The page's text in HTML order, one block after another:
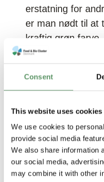
Consent
This website uses cookies
We use cookies to
provide social media
We also share information
our social media,
may combine it with other
erstatning for
er man nødt til at
kraftig grøn
lucerneproteinet,
lucerneproteinet
lucerneprotein
Hent rapport